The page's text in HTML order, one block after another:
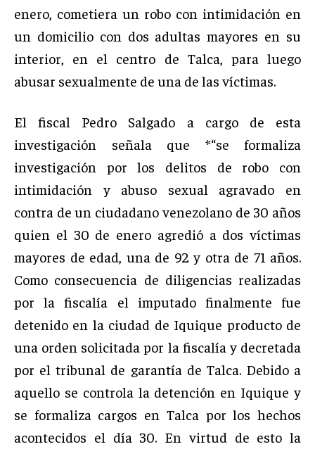
enero, cometiera un robo con intimidación en
un domicilio con dos adultas mayores en su
interior, en el centro de Talca, para luego
abusar sexualmente de una de las víctimas.
El fiscal Pedro Salgado a cargo de esta
investigación señala que *“se formaliza
investigación por los delitos de robo con
intimidación y abuso sexual agravado en
contra de un ciudadano venezolano de 30 años
quien el 30 de enero agredió a dos víctimas
mayores de edad, una de 92 y otra de 71 años.
Como consecuencia de diligencias realizadas
por la fiscalía el imputado finalmente fue
detenido en la ciudad de Iquique producto de
una orden solicitada por la fiscalía y decretada
por el tribunal de garantía de Talca. Debido a
aquello se controla la detención en Iquique y
se formaliza cargos en Talca por los hechos
acontecidos el día 30. En virtud de esto la